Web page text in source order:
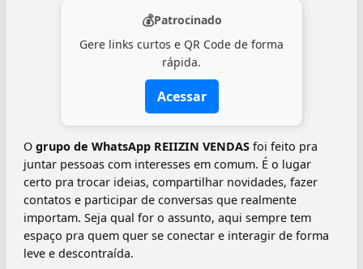
💰Patrocinado
Gere links curtos e QR Code de forma
rápida.
Acessar
O grupo de WhatsApp REIIZIN VENDAS foi feito pra
juntar pessoas com interesses em comum. É o lugar
certo pra trocar ideias, compartilhar novidades, fazer
contatos e participar de conversas que realmente
importam. Seja qual for o assunto, aqui sempre tem
espaço pra quem quer se conectar e interagir de forma
leve e descontraída.